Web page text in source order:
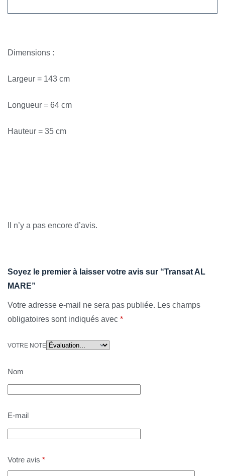
Dimensions :
Largeur = 143 cm
Longueur = 64 cm
Hauteur = 35 cm
Il n’y a pas encore d’avis.
Soyez le premier à laisser votre avis sur “Transat AL
MARE”
Votre adresse e-mail ne sera pas publiée. Les champs
obligatoires sont indiqués avec *
VOTRE NOTE
Nom
E-mail
Votre avis *